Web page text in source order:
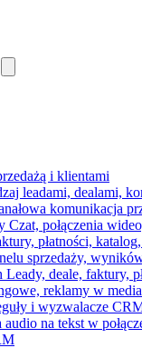
i klientami
leadami, dealami,
komunikacja
Czat, połączenia
płatności,
sprzedaży,
Leady, deale, faktury,
reklamy w
i wyzwalacze
na tekst w